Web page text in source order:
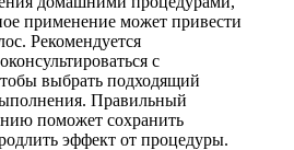
применение может привести
Рекомендуется
с
выбрать подходящий
Правильный
поможет сохранить
эффект от процедуры.